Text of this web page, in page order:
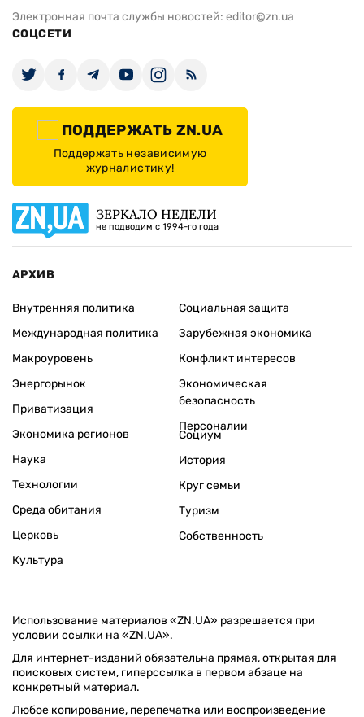
Электронная почта службы новостей: editor@zn.ua
СОЦСЕТИ
ПОДДЕРЖАТЬ ZN.UA
Поддержать независимую
журналистику!
ЗЕРКАЛО НЕДЕЛИ
не подводим с 1994-го года
АРХИВ
Внутренняя политика
Международная политика
Макроуровень
Энергорынок
Приватизация
Экономика регионов
Социальная защита
Зарубежная экономика
Конфликт интересов
Экономическая
безопасность
Персоналии
Наука
Технологии
Среда обитания
Церковь
Культура
Социум
История
Круг семьи
Туризм
Собственность
Использование материалов «ZN.UA» разрешается при
условии ссылки на «ZN.UA».
Для интернет-изданий обязательна прямая, открытая для
поисковых систем, гиперссылка в первом абзаце на
конкретный материал.
Любое копирование, перепечатка или воспроизведение